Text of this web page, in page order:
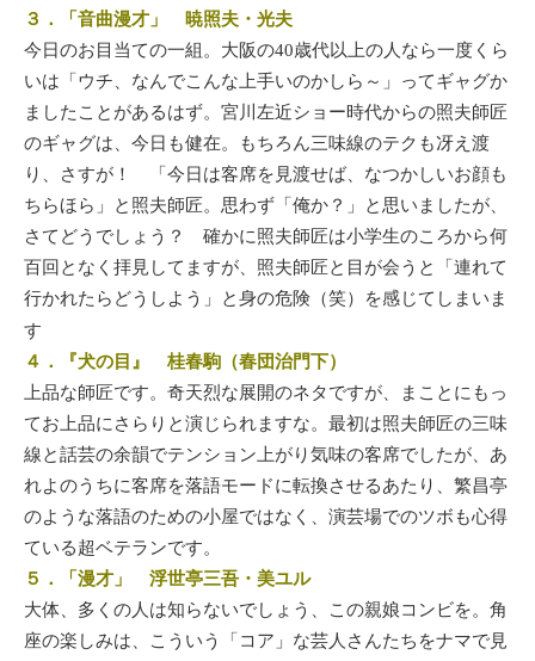
３．「音曲漫才」 暁照夫・光夫
今日のお目当ての一組。大阪の40歳代以上の人なら一度くら
いは「ウチ、なんでこんな上手いのかしら～」ってギャグか
ましたことがあるはず。宮川左近ショー時代からの照夫師匠
のギャグは、今日も健在。もちろん三味線のテクも冴え渡
り、さすが！ 「今日は客席を見渡せば、なつかしいお顔も
ちらほら」と照夫師匠。思わず「俺か？」と思いましたが、
さてどうでしょう？ 確かに照夫師匠は小学生のころから何
百回となく拝見してますが、照夫師匠と目が会うと「連れて
行かれたらどうしよう」と身の危険（笑）を感じてしまいま
す
４．『犬の目』 桂春駒（春団治門下）
上品な師匠です。奇天烈な展開のネタですが、まことにもっ
てお上品にさらりと演じられますな。最初は照夫師匠の三味
線と話芸の余韻でテンション上がり気味の客席でしたが、あ
れよのうちに客席を落語モードに転換させるあたり、繁昌亭
のような落語のための小屋ではなく、演芸場でのツボも心得
ている超ベテランです。
５．「漫才」 浮世亭三吾・美ユル
大体、多くの人は知らないでしょう、この親娘コンビを。角
座の楽しみは、こういう「コア」な芸人さんたちをナマで見